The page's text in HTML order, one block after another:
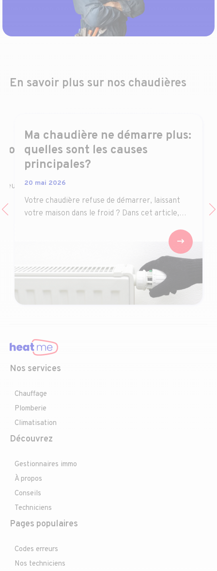
En savoir plus sur nos chaudières
?
Ma chaudière ne démarre plus:
quelles sont les causes
principales?
20 mai 2026
Votre chaudière refuse de démarrer, laissant
votre maison dans le froid ? Dans cet article,…
Nos services
Chauffage
Plomberie
Climatisation
Découvrez
Gestionnaires immo
À propos
Conseils
Techniciens
Pages populaires
Codes erreurs
Nos techniciens